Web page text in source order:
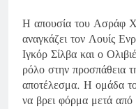
Η απουσία του Ασράφ
αναγκάζει τον Λουίς
Ιγκόρ Σίλβα και ο
ρόλο στην προσπάθεια
αποτέλεσμα. Η ομάδα
να βρει φόρμα μετά από